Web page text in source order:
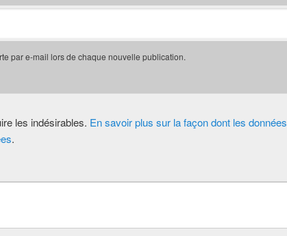
par e-mail lors de chaque nouvelle publication.
les indésirables. En savoir plus sur la façon dont les données
.